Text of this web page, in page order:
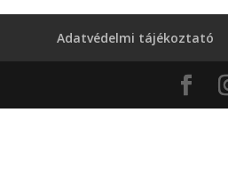
Adatvédelmi tájékoztató